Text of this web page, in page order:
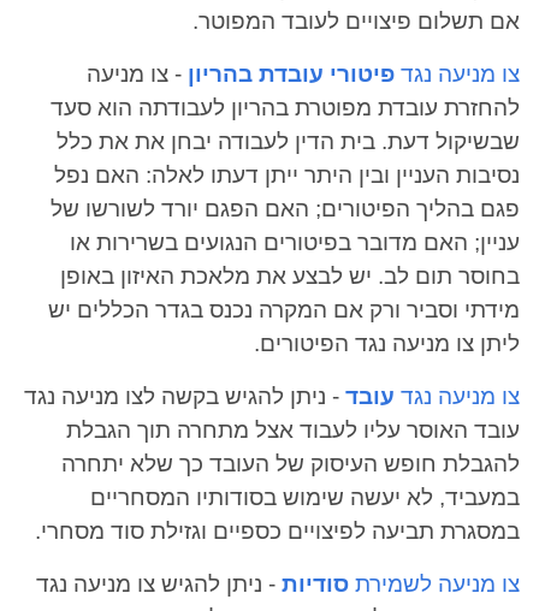
אם תשלום פיצויים לעובד המפוטר.
צו מניעה נגד פיטורי עובדת בהריון - צו מניעה
להחזרת עובדת מפוטרת בהריון לעבודתה הוא סעד
שבשיקול דעת. בית הדין לעבודה יבחן את את כלל
נסיבות העניין ובין היתר ייתן דעתו לאלה: האם נפל
פגם בהליך הפיטורים; האם הפגם יורד לשורשו של
עניין; האם מדובר בפיטורים הנגועים בשרירות או
בחוסר תום לב. יש לבצע את מלאכת האיזון באופן
מידתי וסביר ורק אם המקרה נכנס בגדר הכללים יש
ליתן צו מניעה נגד הפיטורים.
צו מניעה נגד עובד - ניתן להגיש בקשה לצו מניעה נגד
עובד האוסר עליו לעבוד אצל מתחרה תוך הגבלת
להגבלת חופש העיסוק של העובד כך שלא יתחרה
במעביד, לא יעשה שימוש בסודותיו המסחריים
במסגרת תביעה לפיצויים כספיים וגזילת סוד מסחרי.
צו מניעה לשמירת סודיות - ניתן להגיש צו מניעה נגד